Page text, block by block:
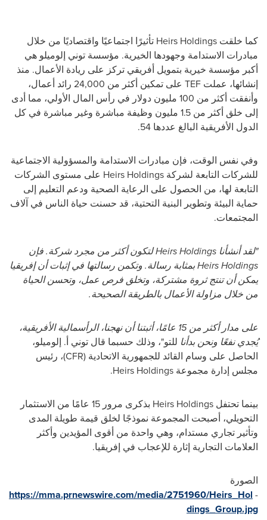
كما خلقت Heirs Holdings تأثيرًا اجتماعيًا واقتصاديًا من خلال
مبادرات الاستدامة وجهودها الخيرية. مؤسسة توني إلوميلو هي
أكبر مؤسسة خيرية بتمويل أفريقي تركز على ريادة الأعمال. منذ
إنشائها، عملت TEF
على تمكين أكثر من 24,000 رائد أعمال،
وأنفقت أكثر من 100 مليون دولار في رأس المال الأولي، مما أدى
إلى خلق أكثر من 1.5 مليون وظيفة مباشرة وغير مباشرة في كل
الدول الأفريقية البالغ عددها 54.
وفي نفس الوقت، فإن مبادرات الاستدامة والمسؤولية الاجتماعية
للشركات التابعة لشركة Heirs Holdings على مستوى الشركات
التابعة لها، من الحصول على الرعاية الصحية ودعم التعليم إلى
حماية البيئة وتطوير البنية التحتية، قد حسنت حياة الناس في آلاف
المجتمعات.
"لقد أنشأنا Heirs Holdingsلتكون أكثر من مجرد شركة. فإن
Heirs Holdingsبمثابة رسالة. وتكمن رسالتها في إثبات أن إفريقيا
يمكن أن تنتج ثروة مشتركة، وتخلق فرص عمل، وتحسن الحياة
من خلال مزاولة الأعمال بالطريقة الصحيحة.
على مدار أكثر من 15 عامًا، أثبتنا أن نهجنا، الرأسمالية الأفريقية،
يُجدي نفعًا ونحن بدأنا للتو"، وذلك حسبما قال توني أ. إلوميلو،
الحاصل على وسام القائد للجمهورية الاتحادية (CFR)، رئيس
مجلس إدارة مجموعة Heirs Holdings
.
بينما تحتفل Heirs Holdings
بذكرى مرور 15 عامًا من الاستثمار
التحويلي، أصبحت المجموعة نموذجًا لخلق قيمة طويلة المدى
وتأثير تجاري مستدام، وهي واحدة من أقوى المؤيدين وأكثر
العلامات التجارية إثارة للإعجاب في إفريقيا.
الصورة
-
https://mma.prnewswire.com/media/2751960/Heirs_Hol
dings_Group.jpg